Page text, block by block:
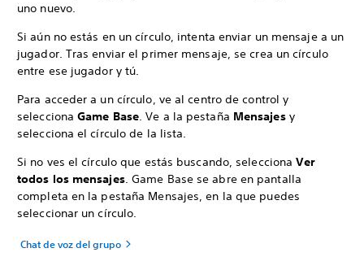
uno nuevo.
Si aún no estás en un círculo, intenta enviar un mensaje a un
jugador. Tras enviar el primer mensaje, se crea un círculo
entre ese jugador y tú.
Para acceder a un círculo, ve al centro de control y
seleccionaGame Base. Ve a la pestaña Mensajes y
selecciona el círculo de la lista.
Si no ves el círculo que estás buscando, seleccionaVer
todos los mensajes. Game Base se abre en pantalla
completa en la pestaña Mensajes, en la que puedes
seleccionar un círculo.
Chat de voz del grupo